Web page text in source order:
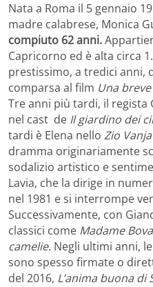
Nata a Roma il 5 gennaio
madre calabrese, Monica
compiuto 62 anni.
Capricorno ed è alta circa
prestissimo, a tredici anni,
comparsa al film Una
Tre anni più tardi, il regista
nel cast de Il giardino dei
tardi è Elena nello Zio Vanja
dramma originariamente
sodalizio artistico e
Lavia, che la dirige in
nel 1981 e si interrompe
Successivamente, con
classici come Madame
camelie. Negli ultimi anni,
sono spesso firmate o
del 2016, L’anima buona di